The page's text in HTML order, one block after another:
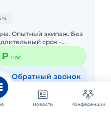
ч.
Опытный экипаж. Без
срок -
Долгосрочная аренда.
₽ час
Обратный звонок
Новости Конференции